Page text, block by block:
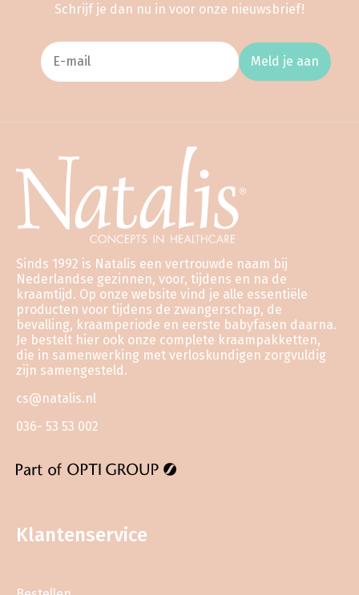
Schrijf je dan nu in voor onze nieuwsbrief!
Meld je aan
Sinds 1992 is Natalis een vertrouwde naam bij
Nederlandse gezinnen, voor, tijdens en na de
kraamtijd. Op onze website vind je alle essentiële
producten voor tijdens de zwangerschap, de
bevalling, kraamperiode en eerste babyfasen daarna.
Je bestelt hier ook onze complete kraampakketten,
die in samenwerking met verloskundigen zorgvuldig
zijn samengesteld.
cs@natalis.nl
036- 53 53 002
Klantenservice